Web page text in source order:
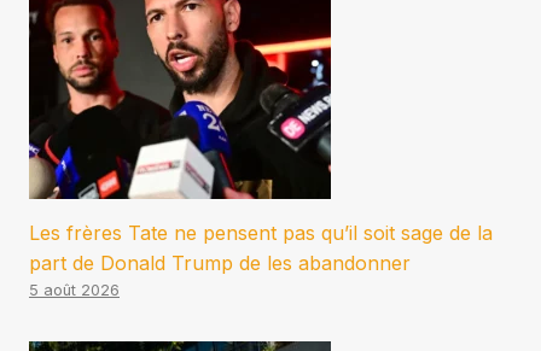
Les frères Tate ne pensent pas qu’il soit sage de la
part de Donald Trump de les abandonner
5 août 2026